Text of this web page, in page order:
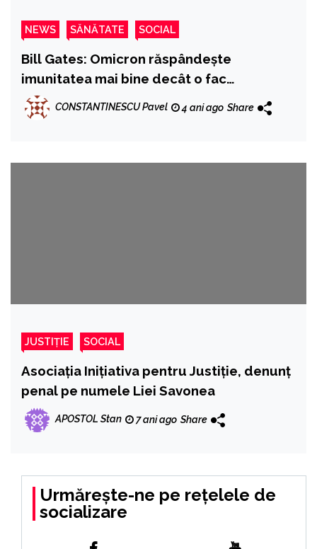
NEWS SĂNĂTATE SOCIAL
Bill Gates: Omicron răspândește
imunitatea mai bine decât o fac
vaccinurile
CONSTANTINESCU Pavel 4 ani ago Share
JUSTIȚIE SOCIAL
Asociația Inițiativa pentru Justiție, denunț
penal pe numele Liei Savonea
APOSTOL Stan 7 ani ago Share
Urmărește-ne pe rețelele de
socializare